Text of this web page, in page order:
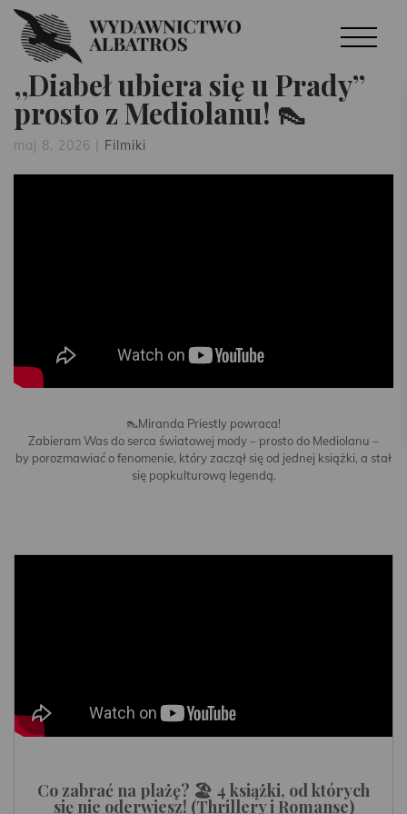
,,Diabeł ubiera się u Prady”
prosto z Mediolanu! 👠
maj 8, 2026 | Filmiki
👠Miranda Priestly powraca!
Zabieram Was do serca światowej mody – prosto do Mediolanu –
by porozmawiać o fenomenie, który zaczął się od jednej książki, a stał
się popkulturową legendą.
Co zabrać na plażę? 🏖️ 4 książki, od których
się nie oderwiesz! (Thrillery i Romanse)